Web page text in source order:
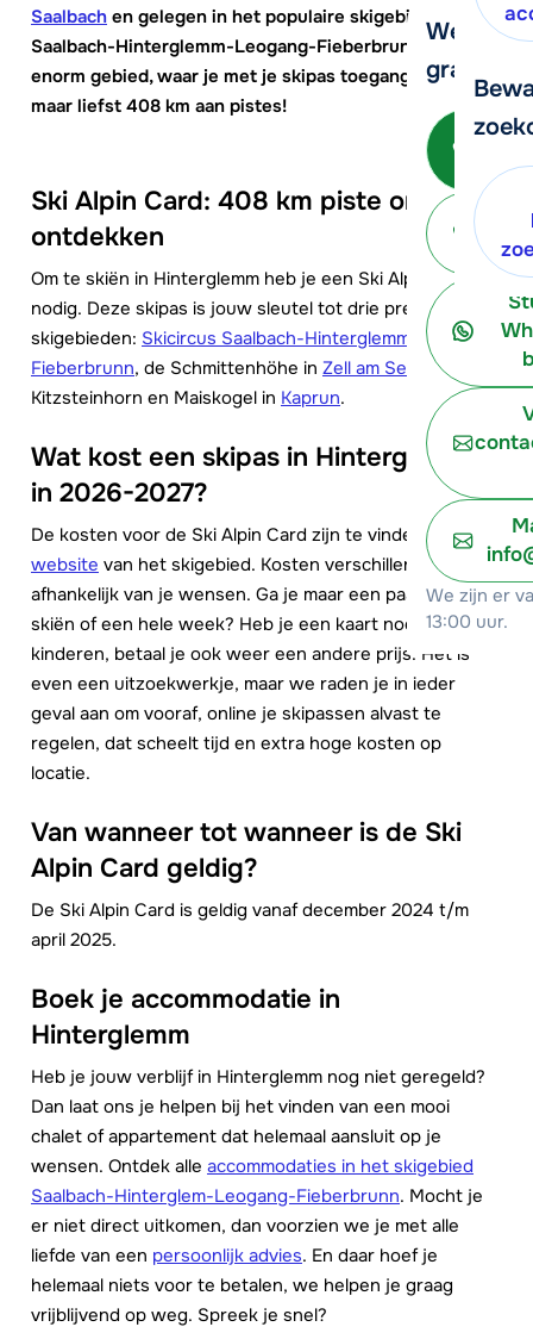
We
graag
Bel
-
We zijn er
13:00 uur.
Saalbach en gelegen in het populaire skigebied
Saalbach-Hinterglemm-Leogang-Fieberbrunn. Een
enorm gebied, waar je met je skipas toegang hebt tot
maar liefst 408 km aan pistes!
Ski Alpin Card: 408 km piste om te
ontdekken
Om te skiën in Hinterglemm heb je een Ski Alpin Card
nodig. Deze skipas is jouw sleutel tot drie premium
skigebieden: Skicircus Saalbach-Hinterglemm-Leogang-
Fieberbrunn, de Schmittenhöhe in Zell am See
en de
Kitzsteinhorn en Maiskogel in Kaprun.
Wat kost een skipas in Hinterglemm
in 2026-2027?
De kosten voor de Ski Alpin Card zijn te vinden op de
website van het skigebied. Kosten verschillen
afhankelijk van je wensen. Ga je maar een paar dagen
skiën of een hele week? Heb je een kaart nodig voor
kinderen, betaal je ook weer een andere prijs. Het is
even een uitzoekwerkje, maar we raden je in ieder
geval aan om vooraf, online je skipassen alvast te
regelen, dat scheelt tijd en extra hoge kosten op
locatie.
Van wanneer tot wanneer is de Ski
Alpin Card geldig?
De Ski Alpin Card is geldig vanaf december 2024 t/m
april 2025.
Boek je accommodatie in
Hinterglemm
Heb je jouw verblijf in Hinterglemm nog niet geregeld?
Dan laat ons je helpen bij het vinden van een mooi
chalet of appartement dat helemaal aansluit op je
wensen. Ontdek alle accommodaties in het skigebied
Saalbach-Hinterglem-Leogang-Fieberbrunn. Mocht je
er niet direct uitkomen, dan voorzien we je met alle
liefde van een persoonlijk advies. En daar hoef je
helemaal niets voor te betalen, we helpen je graag
vrijblijvend op weg. Spreek je snel?